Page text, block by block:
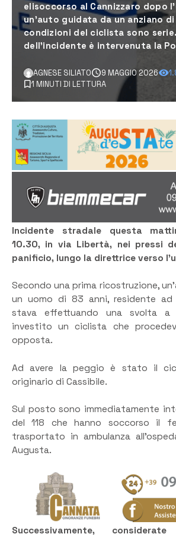
elisoccorso al Cannizzaro dopo
un’auto guidata da un anziano
condizioni del ciclista sono
dell'incidente è intervenuta la
AGNESE SILIATO 9 MAGGIO 2026
1 MINUTI DI LETTURA
Incidente stradale questa
10.30, in via Libertà, nei pressi
panificio, lungo la direttrice verso
Secondo una prima ricostruzione,
un uomo di 83 anni, residente ad
stava effettuando una svolta a
investito un ciclista che
opposta.
Ad avere la peggio è stato il
originario di Cassibile.
Sul posto sono immediatamente
del 118 che hanno soccorso il
trasportato in ambulanza
Augusta.
Successivamente,